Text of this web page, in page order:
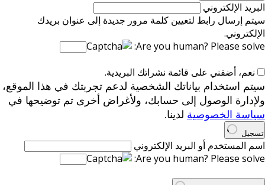
البريد الإلكتروني
سيتم إرسال رابط لتعيين كلمة مرور جديدة إلى عنوان بريدك
الإلكتروني.
Are you human? Please solve:
نعم، أضفني على قائمة نشراتك البريدية.
سيتم استخدام بياناتك الشخصية لدعم تجربتك في هذا الموقع،
ولإدارة الوصول إلى حسابك، ولأغراض أخرى تم توضيحها في
سياسة الخصوصية لدينا.
تسجيل
اسم المستخدم أو البريد الإلكتروني
Are you human? Please solve: